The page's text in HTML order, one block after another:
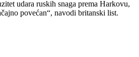
udara ruskih snaga prema Harkovu,
povećan“, navodi britanski list.